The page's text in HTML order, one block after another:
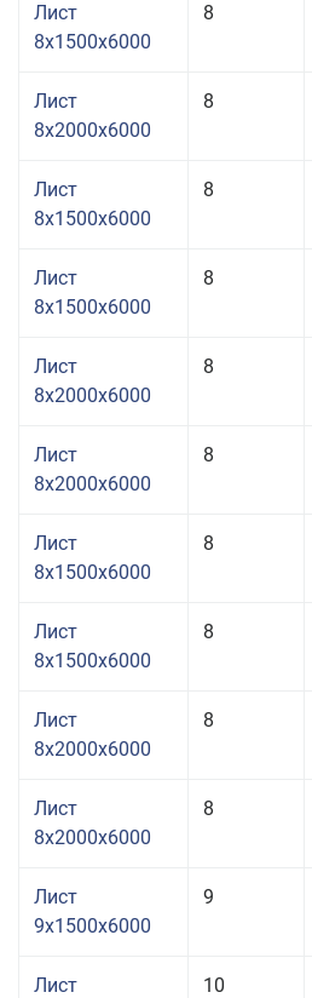
Лист
8x1500x6000
8
Лист
8x2000x6000
8
Лист
8x1500x6000
8
Лист
8x1500x6000
8
Лист
8x2000x6000
8
Лист
8x2000x6000
8
Лист
8x1500x6000
8
Лист
8x1500x6000
8
Лист
8x2000x6000
8
Лист
8x2000x6000
8
Лист
9x1500x6000
9
Лист
10